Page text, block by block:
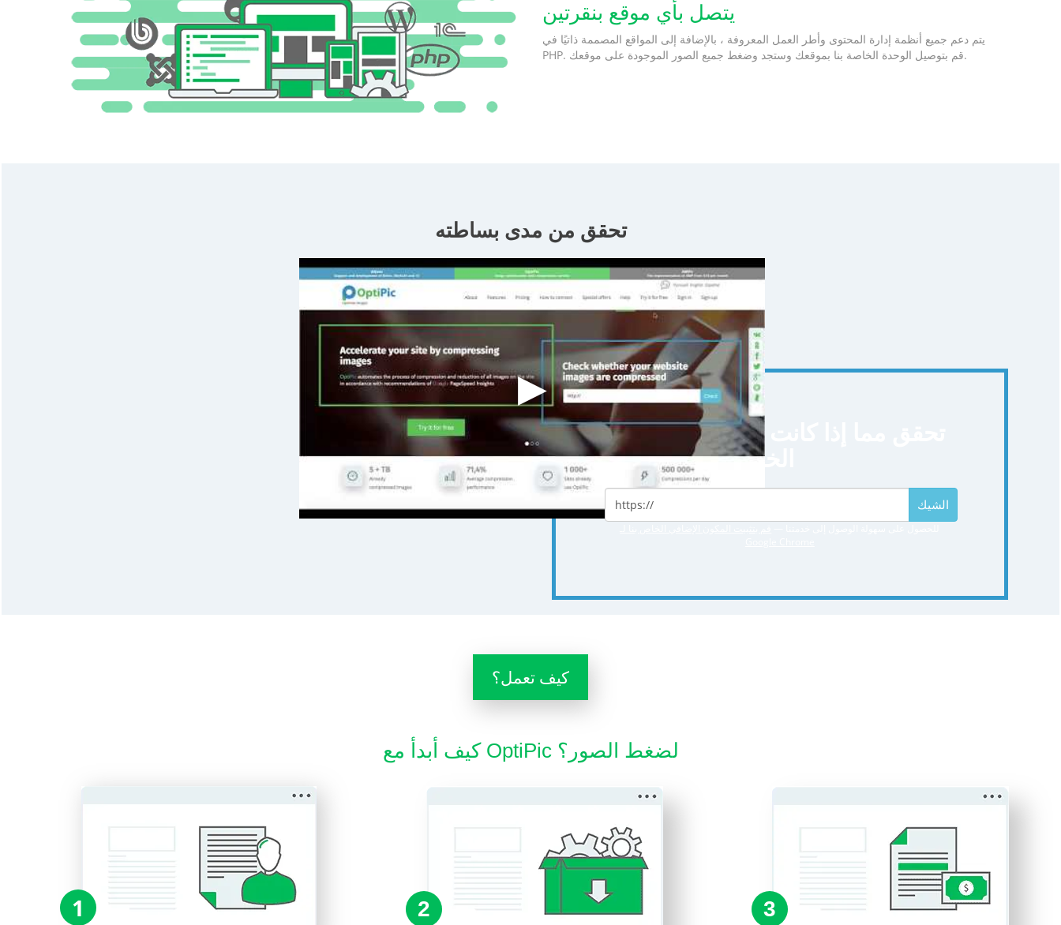
تحقق مما إذا كانت صور موقع الويب
الخاص بك مضغوطة
الشيك
يتصل بأي موقع بنقرتين
يتم دعم جميع أنظمة إدارة المحتوى وأطر العمل المعروفة ، بالإضافة إلى المواقع المصممة ذاتيًا في
PHP. قم بتوصيل الوحدة الخاصة بنا بموقعك وستجد وضغط جميع الصور الموجودة على موقعك.
تحقق من مدى بساطته
كيف تعمل؟
كيف أبدأ مع OptiPic لضغط الصور؟
1 2 3